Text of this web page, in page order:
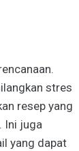
stres
resep yang
Ini juga
yang dapat